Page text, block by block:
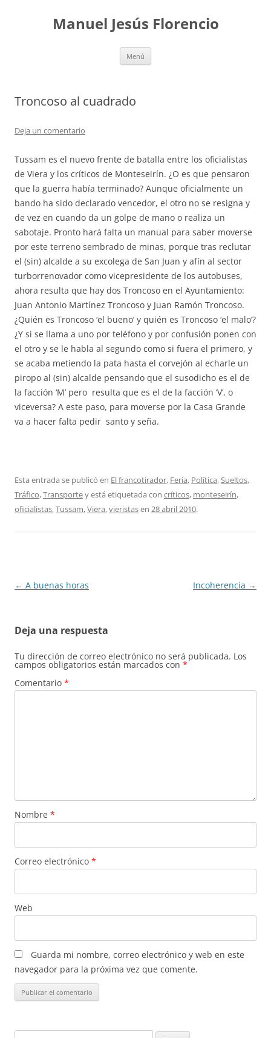
contenidoManuel Jesús Florencio
Menú
Troncoso al cuadrado
Deja un comentario
Tussam es el nuevo frente de batalla entre los oficialistas
de Viera y los críticos de Monteseirín. ¿O es que pensaron
que la guerra había terminado? Aunque oficialmente un
bando ha sido declarado vencedor, el otro no se resigna y
de vez en cuando da un golpe de mano o realiza un
sabotaje. Pronto hará falta un manual para saber moverse
por este terreno sembrado de minas, porque tras reclutar
el (sin) alcalde a su excolega de San Juan y afín al sector
turborrenovador como vicepresidente de los autobuses,
ahora resulta que hay dos Troncoso en el Ayuntamiento:
Juan Antonio Martínez Troncoso y Juan Ramón Troncoso.
¿Quién es Troncoso ‘el bueno’ y quién es Troncoso ‘el malo’?
¿Y si se llama a uno por teléfono y por confusión ponen con
el otro y se le habla al segundo como si fuera el primero, y
se acaba metiendo la pata hasta el corvejón al echarle un
piropo al (sin) alcalde pensando que el susodicho es el de
la facción ‘M’ pero resulta que es el de la facción ‘V’, o
viceversa? A este paso, para moverse por la Casa Grande
va a hacer falta pedir santo y seña.
Esta entrada se publicó en El francotirador, Feria, Política,Sueltos,
Tráfico,Transportey está etiquetada con críticos, monteseirín,
oficialistas,Tussam,Viera,vieristasen 28 abril 2010.
Navegación
← A buenas horas Incoherencia →
Deja una respuesta
Tu dirección de correo electrónico no será publicada. Los
campos obligatorios están marcados con *
Comentario *
Nombre *
Correo electrónico *
Web
Guarda mi nombre, correo electrónico y web en este
navegador para la próxima vez que comente.